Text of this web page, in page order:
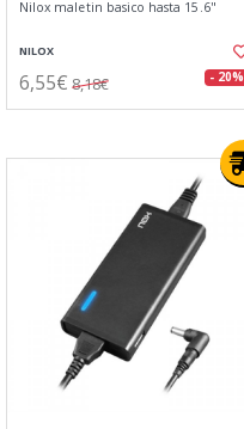
Nilox maletin basico hasta 15.6"
NILOX
6,55€ 8,18€ - 20%